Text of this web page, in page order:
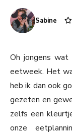
Sabine
Oh jongens
eetweek. Het
heb ik dan ook
gezeten en
zelfs een
onze